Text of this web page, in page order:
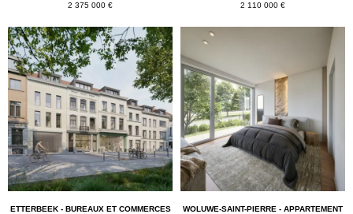
2 375 000 €
2 110 000 €
ETTERBEEK - BUREAUX ET COMMERCES
WOLUWE-SAINT-PIERRE - APPARTEMENT